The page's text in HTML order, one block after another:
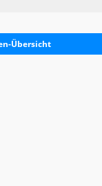
Übersicht